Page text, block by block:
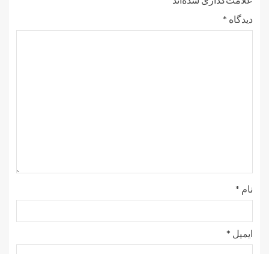
دیدگاه *
نام *
ایمیل *